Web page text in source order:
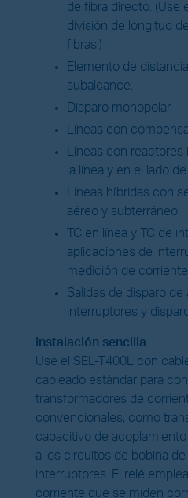
de fibra directo. (Use
división de longitud
fibras.)
Elemento de
subalcance.
Disparo monopolar
Líneas con
Líneas con reactores
la línea y en el lado
Líneas híbridas con
aéreo y subterráneo
TC en línea y TC de
aplicaciones de
medición de
Salidas de disparo
interruptores y
Instalación sencilla
Use el SEL-T400L con
cableado estándar para
transformadores de
convencionales, como
capacitivo de
a los circuitos de bobina
interruptores. El relé
corriente que se miden